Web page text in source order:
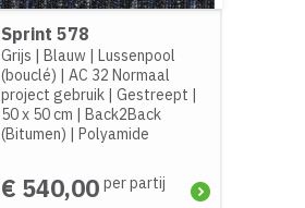
Sprint 578
Grijs | Blauw| Lussenpool
(bouclé) | AC 32 Normaal
project gebruik| Gestreept |
50 x 50 cm | Back2Back
(Bitumen) | Polyamide
€ 540,00 per partij